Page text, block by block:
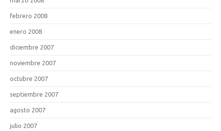
febrero 2008
enero 2008
diciembre 2007
noviembre 2007
octubre 2007
septiembre 2007
agosto 2007
julio 2007